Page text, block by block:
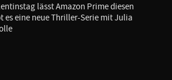
lässt Amazon Prime diesen
es eine neue Thriller-Serie mit Julia